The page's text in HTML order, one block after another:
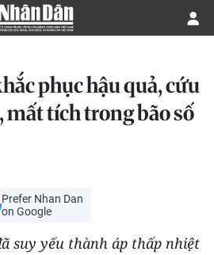
phục hậu quả, cứu
tích trong bão số
Prefer Nhan Dan
on Google
suy yếu thành áp thấp nhiệt